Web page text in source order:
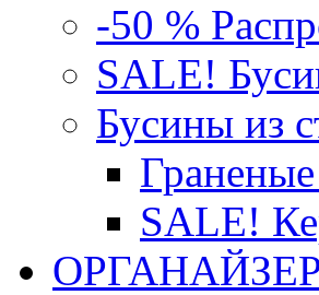
-50 %
SALE!
Бусины из
SALE!